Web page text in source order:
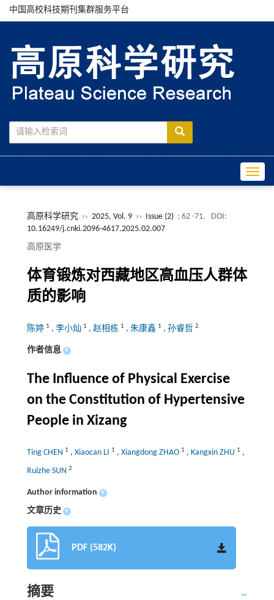
中国高校科技期刊集群服务平台
高原科学研究 ›› 2025, Vol. 9 ›› Issue (2) : 62 -71.
DOI:
10.16249/j.cnki.2096-4617.2025.02.007
高原医学
体育锻炼对西藏地区高血压人群体
质的影响
陈婷 1 , 李小灿 1 , 赵相栋 1 , 朱康鑫 1 , 孙睿哲 2
作者信息 +
The Influence of Physical Exercise
on the Constitution of Hypertensive
People in Xizang
Ting CHEN 1 , Xiaocan LI 1 , Xiangdong ZHAO 1 , Kangxin ZHU 1 ,
Ruizhe SUN 2
Author information +
文章历史 +
PDF (582K)
摘要